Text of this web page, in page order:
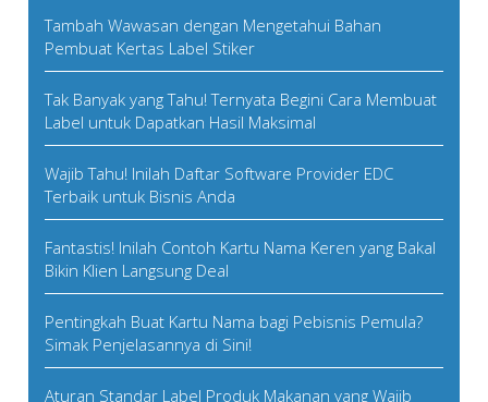
Tambah Wawasan dengan Mengetahui Bahan
Pembuat Kertas Label Stiker
Tak Banyak yang Tahu! Ternyata Begini Cara Membuat
Label untuk Dapatkan Hasil Maksimal
Wajib Tahu! Inilah Daftar Software Provider EDC
Terbaik untuk Bisnis Anda
Fantastis! Inilah Contoh Kartu Nama Keren yang Bakal
Bikin Klien Langsung Deal
Pentingkah Buat Kartu Nama bagi Pebisnis Pemula?
Simak Penjelasannya di Sini!
Aturan Standar Label Produk Makanan yang Wajib